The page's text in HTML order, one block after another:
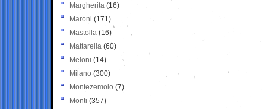
Margherita (16)
Maroni (171)
Mastella (16)
Mattarella (60)
Meloni (14)
Milano (300)
Montezemolo (7)
Monti (357)